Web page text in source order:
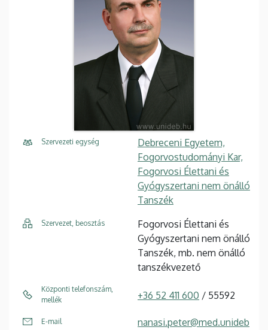
Szervezeti egység
Debreceni Egyetem,
Fogorvostudományi Kar,
Fogorvosi Élettani és
Gyógyszertani nem önálló
Tanszék
Szervezet, beosztás
Fogorvosi Élettani és
Gyógyszertani nem önálló
Tanszék, mb. nem önálló
tanszékvezető
Központi telefonszám,
mellék
+36 52 411 600 / 55592
E-mail
nanasi.peter@med.unideb